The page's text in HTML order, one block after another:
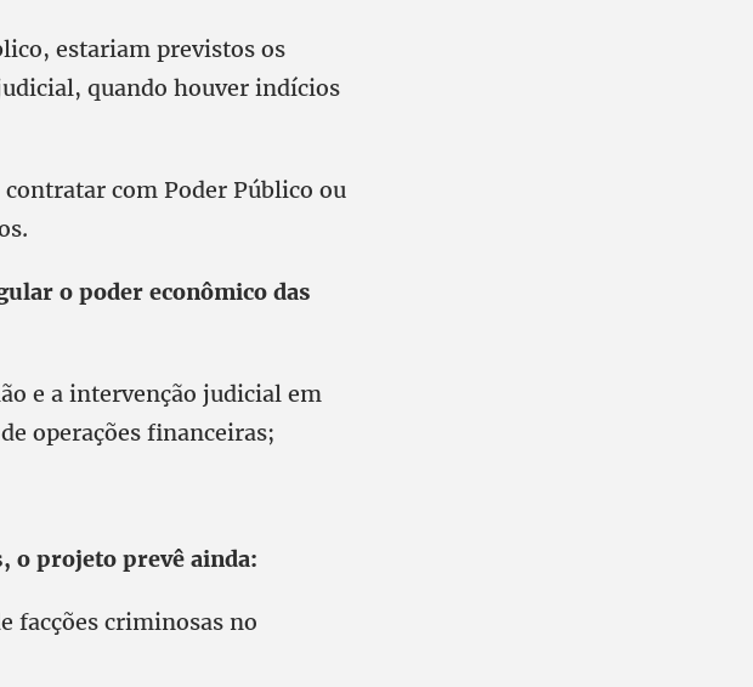
estariam previstos os
quando houver indícios
com Poder Público ou
o poder econômico das
e a intervenção judicial em
operações financeiras;
o projeto prevê ainda:
facções criminosas no